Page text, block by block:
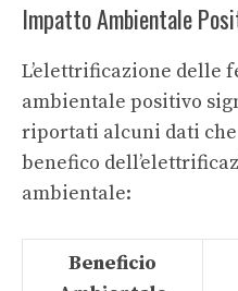
Impatto Ambientale
L’elettrificazione delle
ambientale positivo
riportati alcuni dati che
benefico
ambientale:
Beneficio